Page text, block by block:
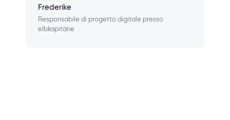
Frederike
Responsabile di progetto digitale presso
elbkapitäne